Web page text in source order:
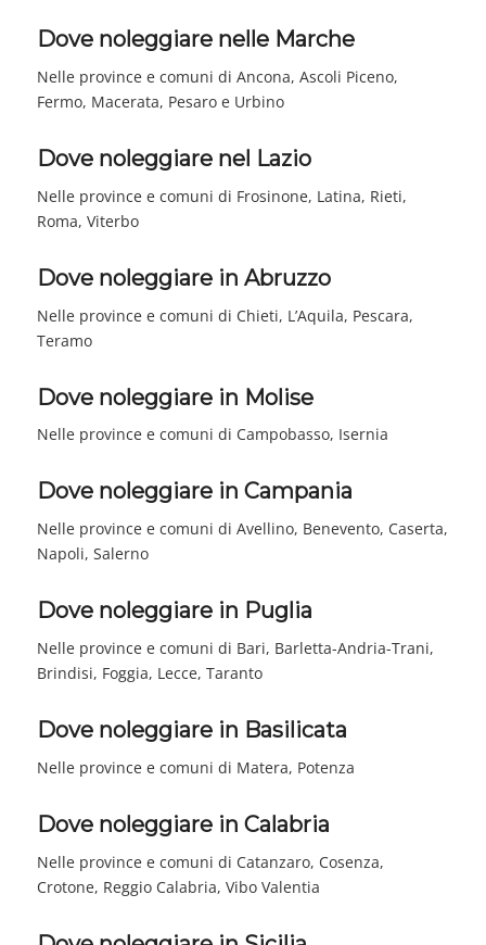
Dove noleggiare nelle Marche
Nelle province e comuni di Ancona, Ascoli Piceno,
Fermo, Macerata, Pesaro e Urbino
Dove noleggiare nel Lazio
Nelle province e comuni di Frosinone, Latina, Rieti,
Roma, Viterbo
Dove noleggiare in Abruzzo
Nelle province e comuni di Chieti, L’Aquila, Pescara,
Teramo
Dove noleggiare in Molise
Nelle province e comuni di Campobasso, Isernia
Dove noleggiare in Campania
Nelle province e comuni di Avellino, Benevento, Caserta,
Napoli, Salerno
Dove noleggiare in Puglia
Nelle province e comuni di Bari, Barletta-Andria-Trani,
Brindisi, Foggia, Lecce, Taranto
Dove noleggiare in Basilicata
Nelle province e comuni di Matera, Potenza
Dove noleggiare in Calabria
Nelle province e comuni di Catanzaro, Cosenza,
Crotone, Reggio Calabria, Vibo Valentia